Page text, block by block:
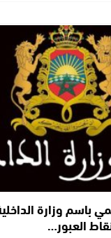
باسم وزارة
العبور…